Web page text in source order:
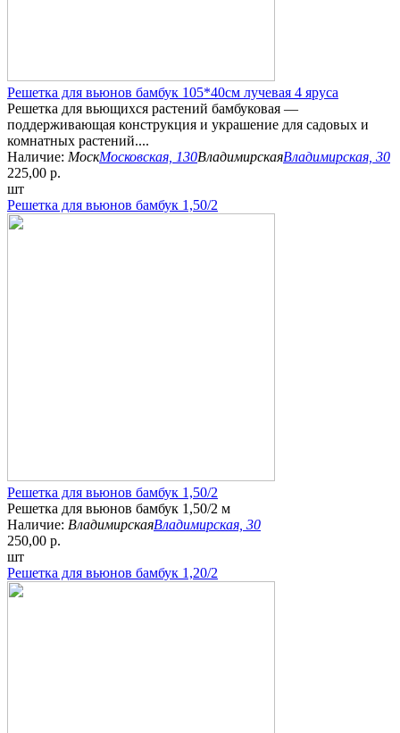
Решетка для вьюнов бамбук 105*40см лучевая 4 яруса
Решетка для вьющихся растений бамбуковая —
поддерживающая конструкция и украшение для садовых и
комнатных растений....
Наличие: МоскМосковская, 130ВладимирскаяВладимирская, 30
225,00 р.
шт
Решетка для вьюнов бамбук 1,50/2
Решетка для вьюнов бамбук 1,50/2
Решетка для вьюнов бамбук 1,50/2 м
Наличие: ВладимирскаяВладимирская, 30
250,00 р.
шт
Решетка для вьюнов бамбук 1,20/2